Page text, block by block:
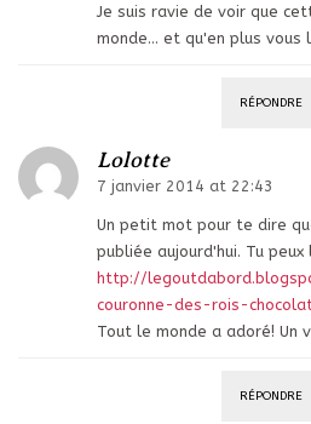
Je suis ravie de voir que
monde… et qu'en plus vous
RÉPONDRE
Lolotte
7 janvier 2014 at 22:43
Un petit mot pour te dire
publiée aujourd'hui. Tu
http://
couronne-des-rois-
Tout le monde a adoré! Un
RÉPONDRE